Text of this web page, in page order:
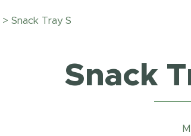
> Snack Tray S
Snack